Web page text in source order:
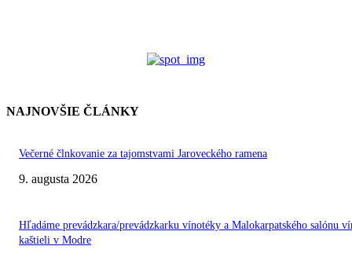
NAJNOVŠIE ČLÁNKY
Večerné člnkovanie za tajomstvami Jaroveckého ramena
9. augusta 2026
Hľadáme prevádzkara/prevádzkarku vínotéky a Malokarpatského salónu
kaštieli v Modre